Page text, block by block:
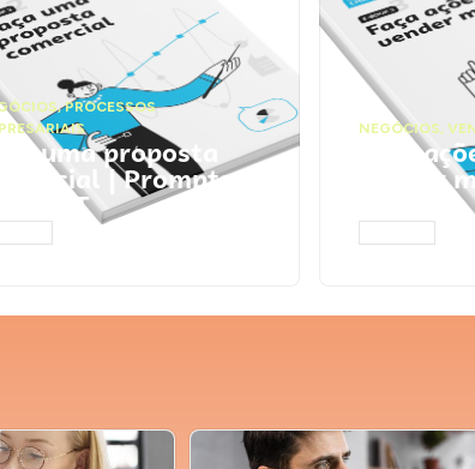
,PROCESSOS
uma proposta
| Prompts
NEGÓCIOS,
Faça
vender
Prompts